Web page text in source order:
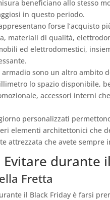
beneficiano allo stesso
in questo periodo.
forse l’acquisto
materiali di qualità,
ed elettrodomestici,
sono un altro ambito
lo spazio disponibile,
accessori interni
personalizzati
elementi architettonici che
attrezzata che avete
durante
Fretta
il Black Friday è farsi